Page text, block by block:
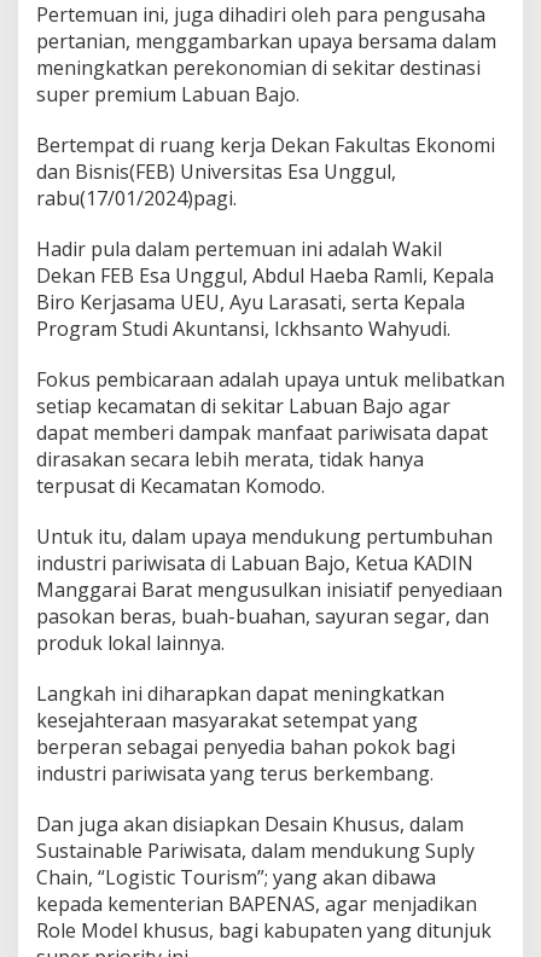
Pertemuan ini, juga dihadiri oleh para pengusaha
pertanian, menggambarkan upaya bersama dalam
meningkatkan perekonomian di sekitar destinasi
super premium Labuan Bajo.
Bertempat di ruang kerja Dekan Fakultas Ekonomi
dan Bisnis(FEB) Universitas Esa Unggul,
rabu(17/01/2024)pagi.
Hadir pula dalam pertemuan ini adalah Wakil
Dekan FEB Esa Unggul, Abdul Haeba Ramli, Kepala
Biro Kerjasama UEU, Ayu Larasati, serta Kepala
Program Studi Akuntansi, Ickhsanto Wahyudi.
Fokus pembicaraan adalah upaya untuk melibatkan
setiap kecamatan di sekitar Labuan Bajo agar
dapat memberi dampak manfaat pariwisata dapat
dirasakan secara lebih merata, tidak hanya
terpusat di Kecamatan Komodo.
Untuk itu, dalam upaya mendukung pertumbuhan
industri pariwisata di Labuan Bajo, Ketua KADIN
Manggarai Barat mengusulkan inisiatif penyediaan
pasokan beras, buah-buahan, sayuran segar, dan
produk lokal lainnya.
Langkah ini diharapkan dapat meningkatkan
kesejahteraan masyarakat setempat yang
berperan sebagai penyedia bahan pokok bagi
industri pariwisata yang terus berkembang.
Dan juga akan disiapkan Desain Khusus, dalam
Sustainable Pariwisata, dalam mendukung Suply
Chain, “Logistic Tourism”; yang akan dibawa
kepada kementerian BAPENAS, agar menjadikan
Role Model khusus, bagi kabupaten yang ditunjuk